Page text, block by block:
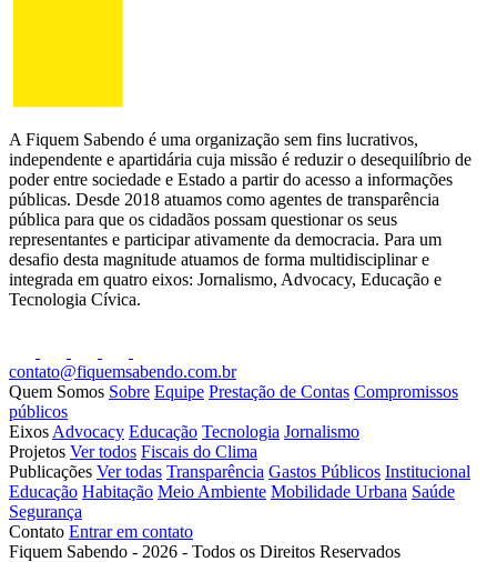
A Fiquem Sabendo é uma organização sem fins lucrativos,
independente e apartidária cuja missão é reduzir o desequilíbrio de
poder entre sociedade e Estado a partir do acesso a informações
públicas. Desde 2018 atuamos como agentes de transparência
pública para que os cidadãos possam questionar os seus
representantes e participar ativamente da democracia. Para um
desafio desta magnitude atuamos de forma multidisciplinar e
integrada em quatro eixos: Jornalismo, Advocacy, Educação e
Tecnologia Cívica.
contato@fiquemsabendo.com.br
Quem Somos Sobre Equipe Prestação de Contas Compromissos
públicos
Eixos Advocacy Educação Tecnologia Jornalismo
Projetos Ver todos Fiscais do Clima
Publicações Ver todas Transparência Gastos Públicos Institucional
Educação Habitação Meio Ambiente Mobilidade Urbana Saúde
Segurança
Contato Entrar em contato
Fiquem Sabendo - 2026 - Todos os Direitos Reservados